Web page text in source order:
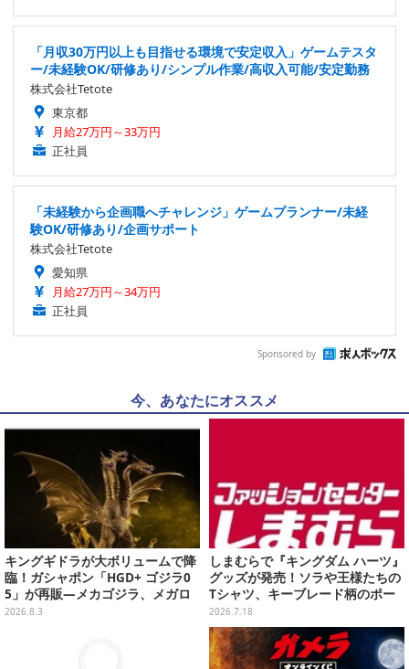
「月収30万円以上も目指せる環境で安定収入」ゲームテスタ
ー/未経験OK/研修あり/シンプル作業/高収入可能/安定勤務
株式会社Tetote
東京都
月給27万円～33万円
正社員
「未経験から企画職へチャレンジ」ゲームプランナー/未経
験OK/研修あり/企画サポート
株式会社Tetote
愛知県
月給27万円～34万円
正社員
Sponsored by
今、あなたにオススメ
キングギドラが大ボリュームで降
臨！ガシャポン「HGD+ ゴジラ0
5」が再販―メカゴジラ、メガロ
なども揃った全4種
2026.8.3
しまむらで『キングダム ハーツ』
グッズが発売！ソラや王様たちの
Tシャツ、キーブレード柄のポー
チなど幅広いデザイン
2026.7.18